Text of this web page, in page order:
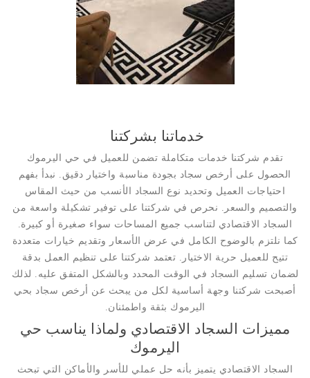
خدماتنا بشركتنا
تقدم شركتنا خدمات متكاملة تضمن للعميل في حي اليرموك
الحصول على أرخص سجاد بجودة مناسبة واختيار دقيق. نبدأ بفهم
احتياجات العميل وتحديد نوع السجاد الأنسب من حيث المقاس
والتصميم والسعر. نحرص في شركتنا على توفير تشكيلة واسعة من
السجاد الاقتصادي لتناسب جميع المساحات سواء صغيرة أو كبيرة.
كما نلتزم بالوضوح الكامل في عرض الأسعار وتقديم خيارات متعددة
تتيح للعميل حرية الاختيار. تعتمد شركتنا على تنظيم العمل بدقة
لضمان تسليم السجاد في الوقت المحدد وبالشكل المتفق عليه. لذلك
أصبحت شركتنا وجهة أساسية لكل من يبحث عن أرخص سجاد بحي
اليرموك بثقة واطمئنان.
مميزات السجاد الاقتصادي ولماذا يناسب حي
اليرموك
السجاد الاقتصادي يتميز بأنه حل عملي للأسر والأماكن التي تبحث